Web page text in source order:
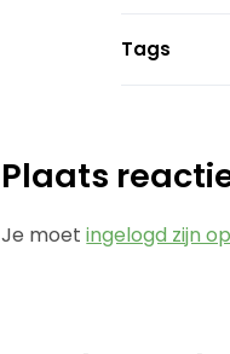
Tags
Plaats
Je moetingelogd zijn op